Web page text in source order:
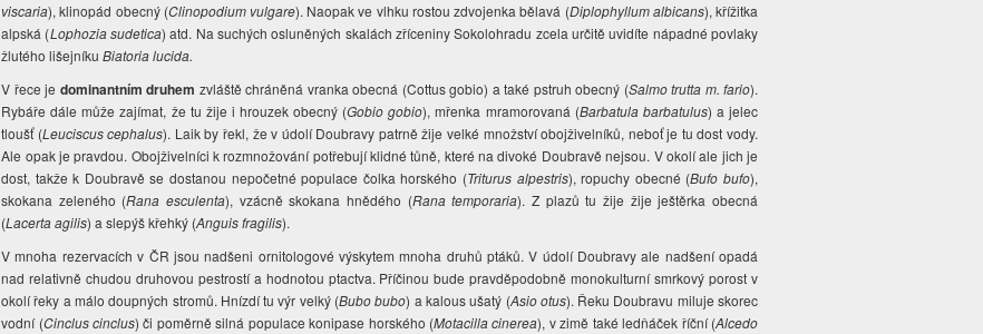
viscaria), klinopád obecný (Clinopodium vulgare). Naopak ve vlhku rostouzdvojenka bělavá (Diplophyllum albicans), křížitka
alpská (Lophozia sudetica) atd. Na suchých osluněných skalách zříceniny Sokolohradu zcela určitě uvidíte nápadné povlaky
žlutého lišejníkuBiatoria lucida.
V řece je dominantním druhem zvláště chráněná vranka obecná (Cottus gobio) a také pstruh obecný (Salmo trutta m. fario).
Rybáře dále může zajímat, že tu žije ihrouzek obecný (Gobio gobio), mřenka mramorovaná (Barbatula barbatulus) a jelec
tloušť (Leuciscus cephalus). Laik by řekl, že v údolí Doubravy patrně žije velké množství obojživelníků, neboť je tu dost vody.
Ale opak je pravdou. Obojživelníci k rozmnožování potřebují klidné tůně, které na divoké Doubravě nejsou. V okolí ale jich je
dost, takže k Doubravě se dostanou nepočetné populace čolka horského (Triturus alpestris), ropuchy obecné (Bufo bufo),
skokana zeleného (Rana esculenta), vzácně skokana hnědého (Rana temporaria). Z plazů tu žije žije ještěrka obecná
(Lacerta agilis) a slepýš křehký (Anguis fragilis).
V mnoha rezervacích v ČR jsou nadšeni ornitologové výskytem mnoha druhů ptáků. V údolí Doubravy ale nadšení opadá
nad relativně chudou druhovou pestrostí a hodnotou ptactva. Příčinou bude pravděpodobně monokulturní smrkový porost v
okolí řeky a málo doupných stromů. Hnízdí tuvýr velký (Bubo bubo) a kalous ušatý (Asio otus). Řeku Doubravu miluje skorec
vodní (Cinclus cinclus) či poměrně silná populace konipase horského (Motacilla cinerea), v zimě také ledňáček říční (Alcedo